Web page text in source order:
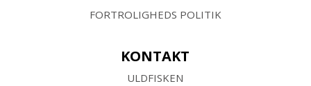
FORTROLIGHEDS POLITIK
KONTAKT
ULDFISKEN